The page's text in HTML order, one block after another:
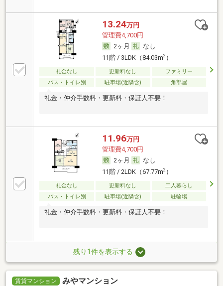
13.24万円
管理費4,700円
2ヶ月
なし
11階 / 3LDK（84.03m2）
礼金なし 更新料なし
ファミリー
バス・トイレ別
駐車場(近隣含) 角部屋
礼金・仲介手数料・更新料・保証人不要！
11.96万円
管理費4,700円
2ヶ月
なし
11階 / 2LDK（67.77m2）
礼金なし 更新料なし
二人暮らし
バス・トイレ別
駐車場(近隣含) 駐輪場
礼金・仲介手数料・更新料・保証人不要！
残り1件を表示する
賃貸マンション みやマンション